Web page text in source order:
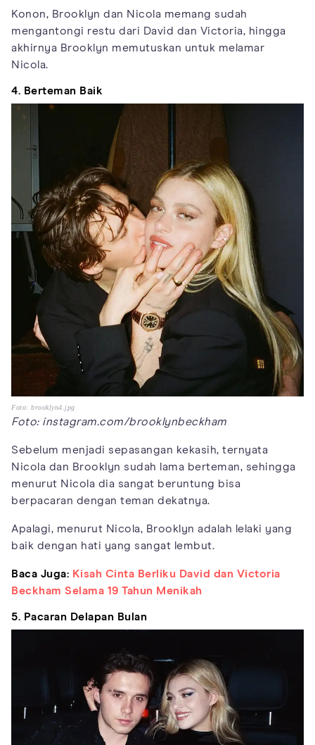
Konon, Brooklyn dan Nicola memang sudah
mengantongi restu dari David dan Victoria, hingga
akhirnya Brooklyn memutuskan untuk melamar
Nicola.
4. Berteman Baik
Foto: brooklyn4.jpg
Foto: instagram.com/brooklynbeckham
Sebelum menjadi sepasangan kekasih, ternyata
Nicola dan Brooklyn sudah lama berteman, sehingga
menurut Nicola dia sangat beruntung bisa
berpacaran dengan teman dekatnya.
Apalagi, menurut Nicola, Brooklyn adalah lelaki yang
baik dengan hati yang sangat lembut.
Baca Juga: Kisah Cinta Berliku David dan Victoria
Beckham Selama 19 Tahun Menikah
5. Pacaran Delapan Bulan